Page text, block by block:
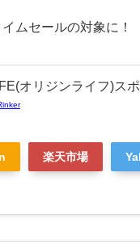
ムセールの対象に！
オリジンライフ)ス
楽天市場